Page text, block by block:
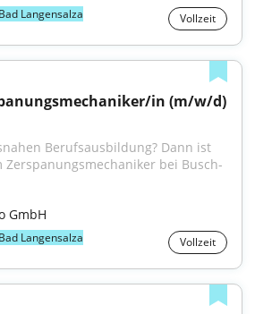
Bad Langensalza Vollzeit
in (m/w/d)
Berufsausbildung? Dann ist
bei Busch-
GmbH
Bad Langensalza Vollzeit